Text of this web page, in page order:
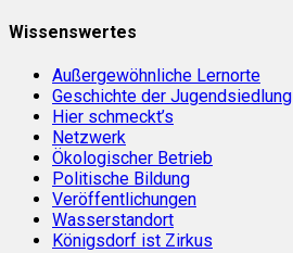
Wissenswertes
Außergewöhnliche Lernorte
Geschichte der Jugendsiedlung
Hier schmeckt’s
Netzwerk
Ökologischer Betrieb
Politische Bildung
Veröffentlichungen
Wasserstandort
Königsdorf ist Zirkus